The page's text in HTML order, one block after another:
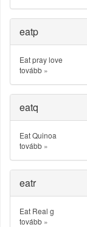
eatp
Eat pray love
tovább »
eatq
Eat Quinoa
tovább »
eatr
Eat Real g
tovább »